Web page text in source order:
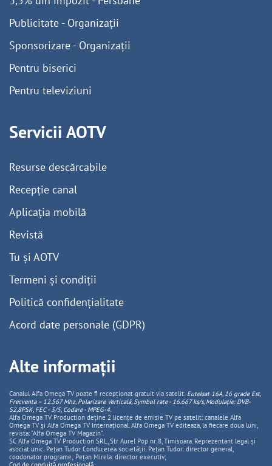
Publicitate - Organizații
Sponsorizare - Organizații
Pentru biserici
Pentru televiziuni
Servicii AOTV
Resurse descărcabile
Recepție canal
Aplicația mobilă
Revistă
Tu și AOTV
Termeni și condiții
Politică confidențialitate
Acord date personale (GDPR)
Alte informații
Canalul Alfa Omega TV poate fi recepționat gratuit via satelit: Eutelsat 16A, 16 grade Est,
Frecventa – 12.567 Mhz, PolarizareVerticală, Symbol rate - 16.667 ks/s, Modulație: DVB-
S2,8PSK, FEC - 3/5, Codare - MPEG-4.
Alfa Omega TV Production deține 2 licențe de emisie TV pe satelit: canalele Alfa
Omega TV și Alfa Omega TV Internațional. Alfa Omega TV editeaza, la fiecare doua luni,
revista: "Alfa Omega TV Magazin".
SC Alfa Omega TV Production SRL, Str Aurel Pop nr. 8, Timisoara. Reprezentant legal și
asociat unic: Pețan Tudor. Conducerea societății: Pețan Tudor: director general,
coodonator programe; Pețan Mirela: director executiv;